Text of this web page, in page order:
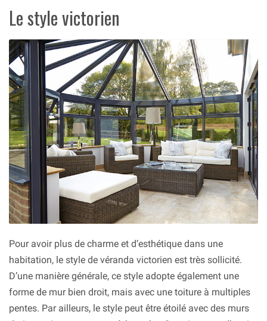
Le style victorien
Pour avoir plus de charme et d’esthétique dans une
habitation, le style de véranda victorien est très sollicité.
D’une manière générale, ce style adopte également une
forme de mur bien droit, mais avec une toiture à multiples
pentes. Par ailleurs, le style peut être étoilé avec des murs